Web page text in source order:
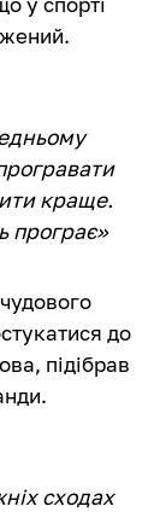
краще.
програє»
до
підібрав
сходах